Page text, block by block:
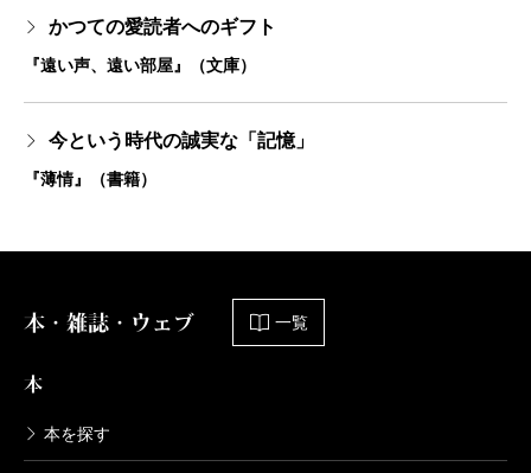
かつての愛読者へのギフト
『遠い声、遠い部屋』（文庫）
今という時代の誠実な「記憶」
『薄情』（書籍）
本・雑誌・ウェブ 一覧
本
本を探す